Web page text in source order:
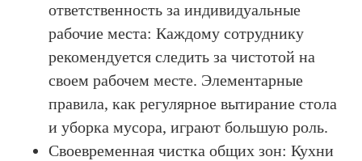
ответственность за индивидуальные
рабочие места: Каждому сотруднику
рекомендуется следить за чистотой на
своем рабочем месте. Элементарные
правила, как регулярное вытирание стола
и уборка мусора, играют большую роль.
Своевременная чистка общих зон: Кухни